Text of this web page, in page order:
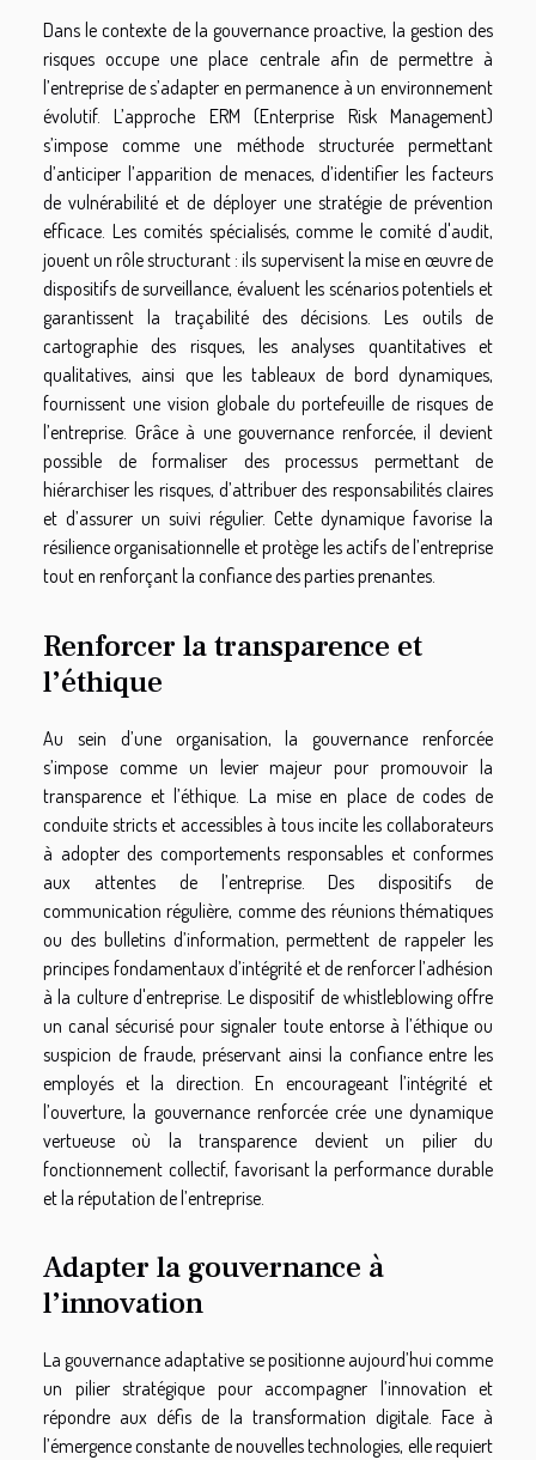
Dans le contexte de la gouvernance proactive, la gestion des
risques occupe une place centrale afin de permettre à
l’entreprise de s’adapter en permanence à un environnement
évolutif. L’approche ERM (Enterprise Risk Management)
s’impose comme une méthode structurée permettant
d’anticiper l’apparition de menaces, d’identifier les facteurs
de vulnérabilité et de déployer une stratégie de prévention
efficace. Les comités spécialisés, comme le comité d'audit,
jouent un rôle structurant : ils supervisent la mise en œuvre de
dispositifs de surveillance, évaluent les scénarios potentiels et
garantissent la traçabilité des décisions. Les outils de
cartographie des risques, les analyses quantitatives et
qualitatives, ainsi que les tableaux de bord dynamiques,
fournissent une vision globale du portefeuille de risques de
l’entreprise. Grâce à une gouvernance renforcée, il devient
possible de formaliser des processus permettant de
hiérarchiser les risques, d’attribuer des responsabilités claires
et d’assurer un suivi régulier. Cette dynamique favorise la
résilience organisationnelle et protège les actifs de l’entreprise
tout en renforçant la confiance des parties prenantes.
Renforcer la transparence et
l’éthique
Au sein d’une organisation, la gouvernance renforcée
s’impose comme un levier majeur pour promouvoir la
transparence et l’éthique. La mise en place de codes de
conduite stricts et accessibles à tous incite les collaborateurs
à adopter des comportements responsables et conformes
aux attentes de l’entreprise. Des dispositifs de
communication régulière, comme des réunions thématiques
ou des bulletins d’information, permettent de rappeler les
principes fondamentaux d’intégrité et de renforcer l’adhésion
à la culture d'entreprise. Le dispositif de whistleblowing offre
un canal sécurisé pour signaler toute entorse à l’éthique ou
suspicion de fraude, préservant ainsi la confiance entre les
employés et la direction. En encourageant l’intégrité et
l’ouverture, la gouvernance renforcée crée une dynamique
vertueuse où la transparence devient un pilier du
fonctionnement collectif, favorisant la performance durable
et la réputation de l’entreprise.
Adapter la gouvernance à
l’innovation
La gouvernance adaptative se positionne aujourd’hui comme
un pilier stratégique pour accompagner l’innovation et
répondre aux défis de la transformation digitale. Face à
l’émergence constante de nouvelles technologies, elle requiert